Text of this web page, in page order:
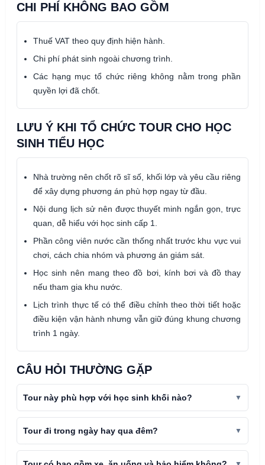
CHI PHÍ KHÔNG BAO GỒM
Thuế VAT theo quy định hiện hành.
Chi phí phát sinh ngoài chương trình.
Các hạng mục tổ chức riêng không nằm trong phần
quyền lợi đã chốt.
LƯU Ý KHI TỔ CHỨC TOUR CHO HỌC
SINH TIỂU HỌC
Nhà trường nên chốt rõ sĩ số, khối lớp và yêu cầu riêng
để xây dựng phương án phù hợp ngay từ đầu.
Nội dung lịch sử nên được thuyết minh ngắn gọn, trực
quan, dễ hiểu với học sinh cấp 1.
Phần công viên nước cần thống nhất trước khu vực vui
chơi, cách chia nhóm và phương án giám sát.
Học sinh nên mang theo đồ bơi, kính bơi và đồ thay
nếu tham gia khu nước.
Lịch trình thực tế có thể điều chỉnh theo thời tiết hoặc
điều kiện vận hành nhưng vẫn giữ đúng khung chương
trình 1 ngày.
CÂU HỎI THƯỜNG GẶP
Tour này phù hợp với học sinh khối nào?
Tour đi trong ngày hay qua đêm?